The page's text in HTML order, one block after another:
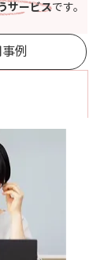
サービスです。
例